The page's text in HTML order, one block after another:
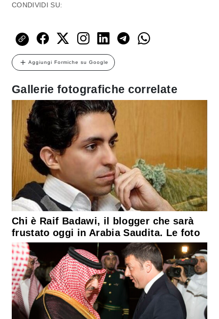
CONDIVIDI SU:
Aggiungi Formiche su Google
Gallerie fotografiche correlate
Chi è Raif Badawi, il blogger che sarà
frustato oggi in Arabia Saudita. Le foto